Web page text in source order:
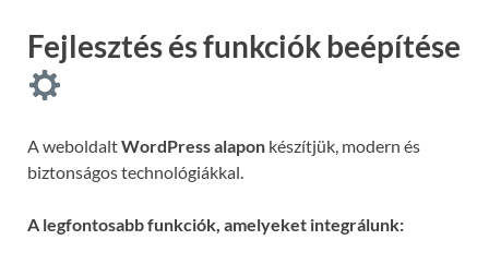
Fejlesztés és funkciók beépítése
A weboldaltWordPress alapon készítjük, modern és
biztonságos technológiákkal.
A legfontosabb funkciók, amelyeket integrálunk: